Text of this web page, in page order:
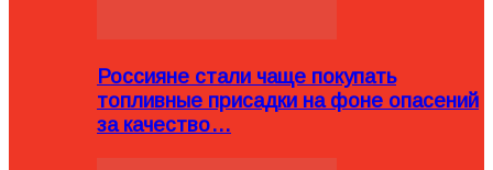
Россияне стали чаще покупать
топливные присадки на фоне опасений
за качество…